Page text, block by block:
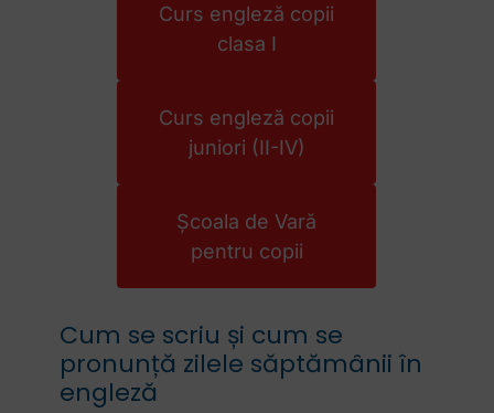
Curs engleză copii
clasa I
Curs engleză copii
juniori (II-IV)
Școala de Vară
pentru copii
Cum se scriu și cum se
pronunță zilele săptămânii în
engleză